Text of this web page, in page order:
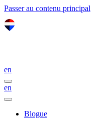
Passer au contenu principal
en
en
Blogue